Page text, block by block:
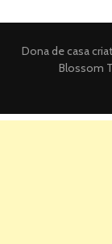
Dona de casa
Blossom